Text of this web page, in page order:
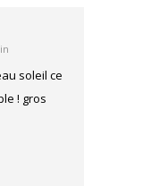
soleil ce
! gros